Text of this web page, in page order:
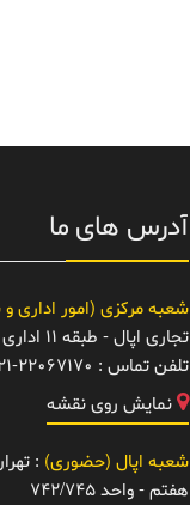
آدرس های ما
شعبه مرکزی (امور اداری
تجاری اپال - طبقه 11 اداری - واحد 1102
تلفن تماس : 22067170 - 22067887
نمایش روی نقشه
شعبه اپال (حضوری) :
هفتم - واحد 742/745